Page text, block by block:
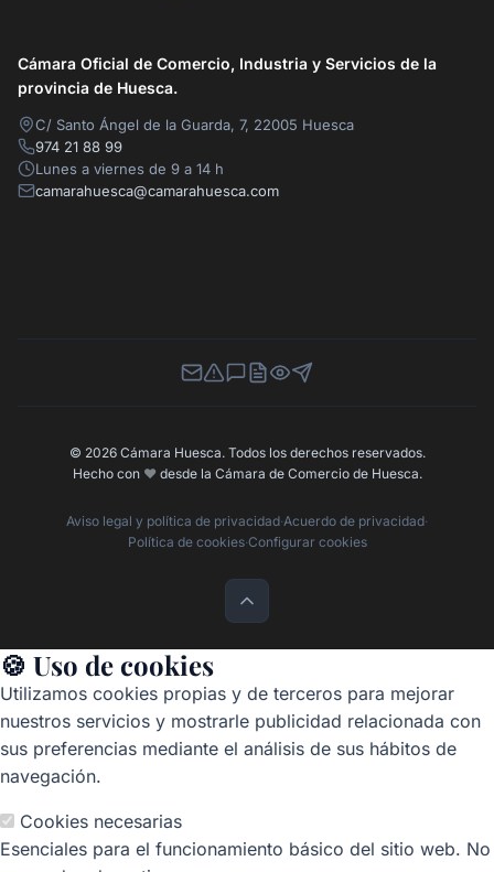
Cámara Oficial de Comercio, Industria y Servicios de la
provincia de Huesca.
C/ Santo Ángel de la Guarda, 7, 22005 Huesca
974 21 88 99
Lunes a viernes de 9 a 14 h
camarahuesca@camarahuesca.com
Newsletter
Canal de Denuncias
Buzón de Sugerencias
Perfil Contratante
Ley de Transparencia
Contacta con nosotros
© 2026 Cámara Huesca. Todos los derechos reservados.
Hecho con ❤️ desde la Cámara de Comercio de Huesca.
Aviso legal y política de privacidad·Acuerdo de privacidad·
Política de cookies·Configurar cookies
🍪 Uso de cookies
Utilizamos cookies propias y de terceros para mejorar
nuestros servicios y mostrarle publicidad relacionada con
sus preferencias mediante el análisis de sus hábitos de
navegación.
Cookies necesarias
Esenciales para el funcionamiento básico del sitio web. No